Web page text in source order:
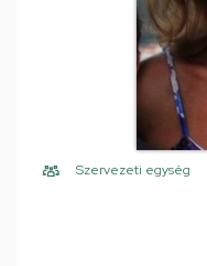
Szervezeti egység